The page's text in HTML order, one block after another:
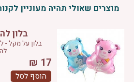
מוצרים שאולי תהיה מעוניין
בלון
בלון על מקל -
17
₪
הוסף לסל